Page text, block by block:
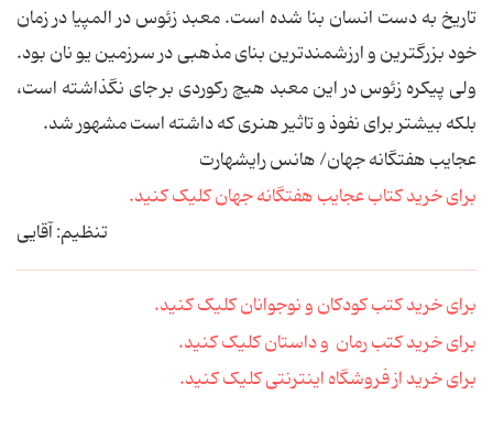
تاریخ به دست انسان بنا شده است. معبد زئوس در المپیا در زمان
خود بزرگترین و ارزشمندترین بنای مذهبی در سرزمین یو نان بود.
ولی پیکره زئوس در این معبد هیچ رکوردی بر جای نگذاشته است،
بلکه بیشتر برای نفوذ و تاثیر هنری که داشته است مشهور شد.
عجایب هفتگانه جهان/ هانس رایشهارت
برای خرید کتاب عجایب هفتگانه جهان کلیک کنید.
تنظیم: آقایی
برای خرید کتب کودکان و نوجوانان کلیک کنید.
برای خرید کتب رمان و داستان کلیک کنید.
برای خرید از فروشگاه اینترنتی کلیک کنید.